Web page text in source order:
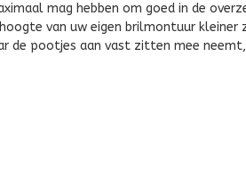
mag hebben om goed in de
van uw eigen brilmontuur
de pootjes aan vast zitten mee